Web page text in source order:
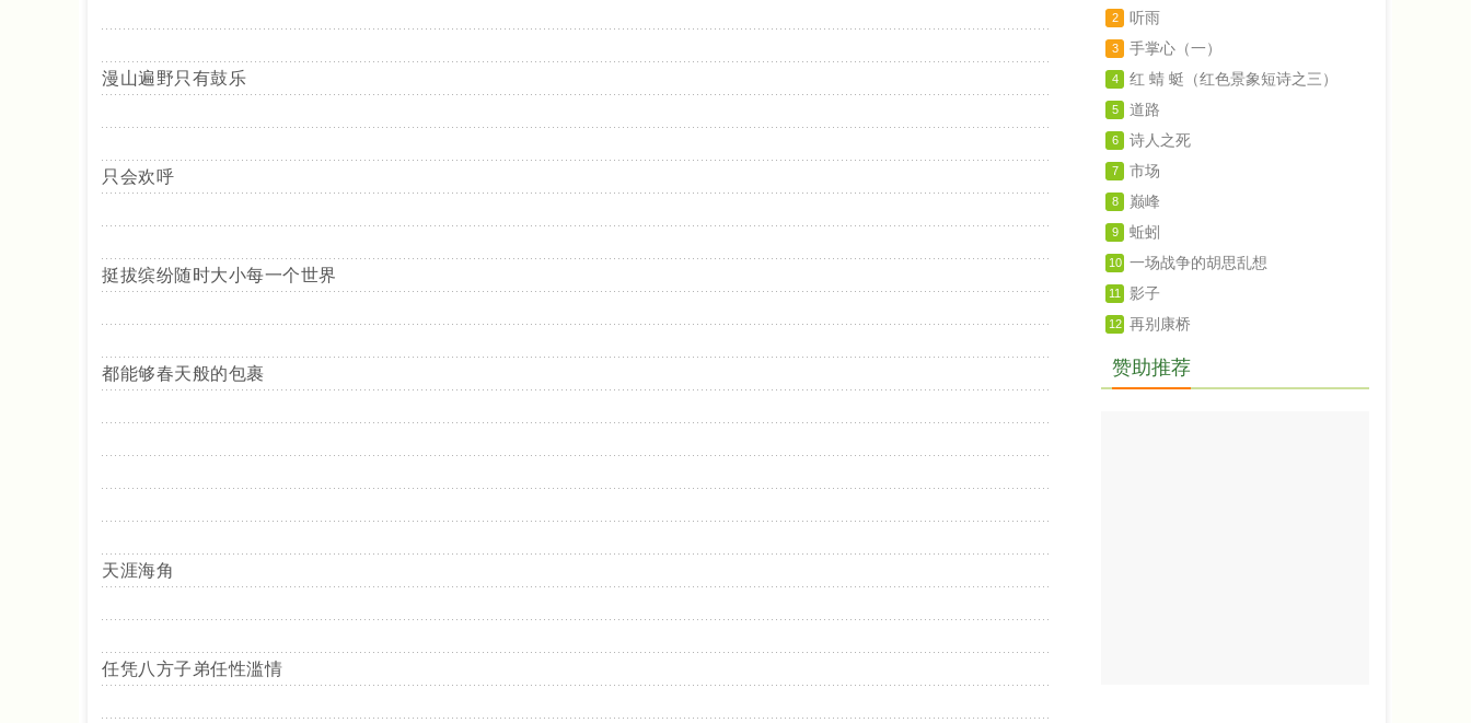
漫山遍野只有鼓乐
只会欢呼
挺拔缤纷随时大小每一个世界
都能够春天般的包裹
天涯海角
任凭八方子弟任性滥情
2 听雨
3 手掌心（一）
4 红 蜻 蜓（红色景象短诗之三）
5 道路
6 诗人之死
7 市场
8 巅峰
9 蚯蚓
10 一场战争的胡思乱想
11 影子
12 再别康桥
赞助推荐